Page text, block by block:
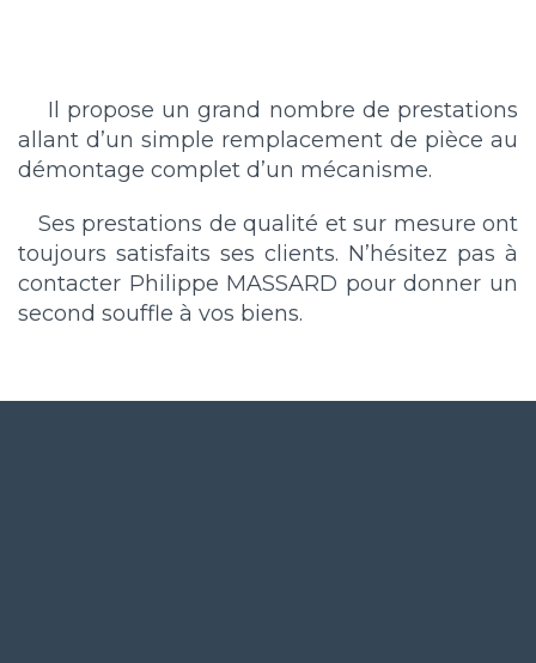
Il propose un grand nombre de prestations
allant d’un simple remplacement de pièce au
démontage complet d’un mécanisme.
Ses prestations de qualité et sur mesure ont
toujours satisfaits ses clients. N’hésitez pas à
contacter Philippe MASSARD pour donner un
second souffle à vos biens.